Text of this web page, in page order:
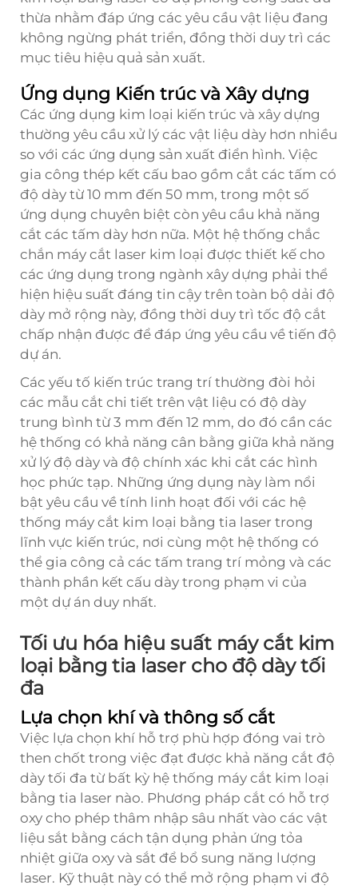
thừa nhằm đáp ứng các yêu cầu vật liệu đang
không ngừng phát triển, đồng thời duy trì các
mục tiêu hiệu quả sản xuất.
Ứng dụng Kiến trúc và Xây dựng
Các ứng dụng kim loại kiến trúc và xây dựng
thường yêu cầu xử lý các vật liệu dày hơn nhiều
so với các ứng dụng sản xuất điển hình. Việc
gia công thép kết cấu bao gồm cắt các tấm có
độ dày từ 10 mm đến 50 mm, trong một số
ứng dụng chuyên biệt còn yêu cầu khả năng
cắt các tấm dày hơn nữa. Một hệ thống chắc
chắn máy cắt laser kim loại được thiết kế cho
các ứng dụng trong ngành xây dựng phải thể
hiện hiệu suất đáng tin cậy trên toàn bộ dải độ
dày mở rộng này, đồng thời duy trì tốc độ cắt
chấp nhận được để đáp ứng yêu cầu về tiến độ
dự án.
Các yếu tố kiến trúc trang trí thường đòi hỏi
các mẫu cắt chi tiết trên vật liệu có độ dày
trung bình từ 3 mm đến 12 mm, do đó cần các
hệ thống có khả năng cân bằng giữa khả năng
xử lý độ dày và độ chính xác khi cắt các hình
học phức tạp. Những ứng dụng này làm nổi
bật yêu cầu về tính linh hoạt đối với các hệ
thống máy cắt kim loại bằng tia laser trong
lĩnh vực kiến trúc, nơi cùng một hệ thống có
thể gia công cả các tấm trang trí mỏng và các
thành phần kết cấu dày trong phạm vi của
một dự án duy nhất.
Tối ưu hóa hiệu suất máy cắt kim
loại bằng tia laser cho độ dày tối
đa
Lựa chọn khí và thông số cắt
Việc lựa chọn khí hỗ trợ phù hợp đóng vai trò
then chốt trong việc đạt được khả năng cắt độ
dày tối đa từ bất kỳ hệ thống máy cắt kim loại
bằng tia laser nào. Phương pháp cắt có hỗ trợ
oxy cho phép thâm nhập sâu nhất vào các vật
liệu sắt bằng cách tận dụng phản ứng tỏa
nhiệt giữa oxy và sắt để bổ sung năng lượng
laser. Kỹ thuật này có thể mở rộng phạm vi độ